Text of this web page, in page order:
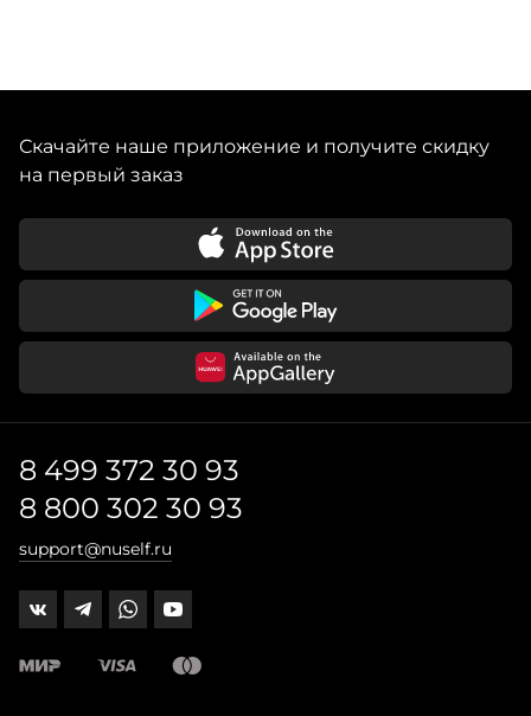
Скачайте наше приложение и получите скидку
на первый заказ
8 499 372 30 93
8 800 302 30 93
support@nuself.ru